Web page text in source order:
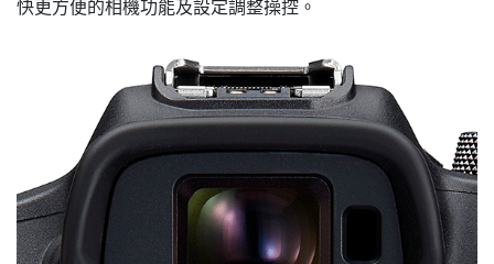
快更方便的相機功能及設定調整操控。